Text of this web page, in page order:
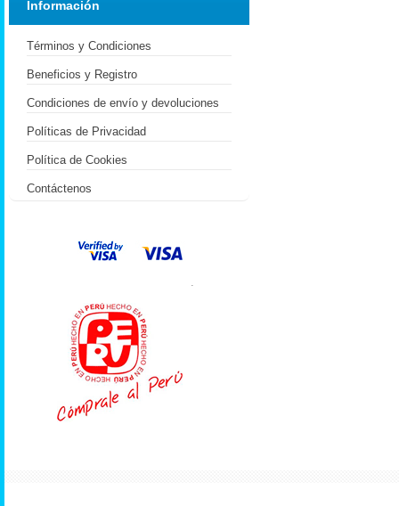
Información
Términos y Condiciones
Beneficios y Registro
Condiciones de envío y devoluciones
Políticas de Privacidad
Política de Cookies
Contáctenos
.